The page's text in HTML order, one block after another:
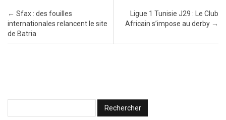
Post navigation
← Sfax : des fouilles
internationales relancent le site
de Batria
Ligue 1 Tunisie J29 : Le Club
Africain s’impose au derby →